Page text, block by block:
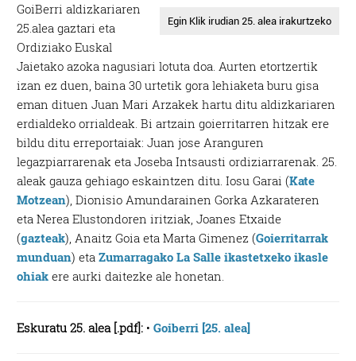
Egin Klik irudian 25. alea irakurtzeko
GoiBerri aldizkariaren
25.alea gaztari eta
Ordiziako Euskal
Jaietako azoka nagusiari lotuta doa. Aurten etortzertik
izan ez duen, baina 30 urtetik gora lehiaketa buru gisa
eman dituen Juan Mari Arzakek hartu ditu aldizkariaren
erdialdeko orrialdeak. Bi artzain goierritarren hitzak ere
bildu ditu erreportaiak: Juan jose Aranguren
legazpiarrarenak eta Joseba Intsausti ordiziarrarenak. 25.
aleak gauza gehiago eskaintzen ditu. Iosu Garai (Kate
Motzean), Dionisio Amundarainen Gorka Azkarateren
eta Nerea Elustondoren iritziak, Joanes Etxaide
(gazteak), Anaitz Goia eta Marta Gimenez (Goierritarrak
munduan) etaZumarragako La Salle ikastetxeko ikasle
ohiak ere aurki daitezke ale honetan.
Eskuratu 25. alea [.pdf]: •Goiberri [25. alea]